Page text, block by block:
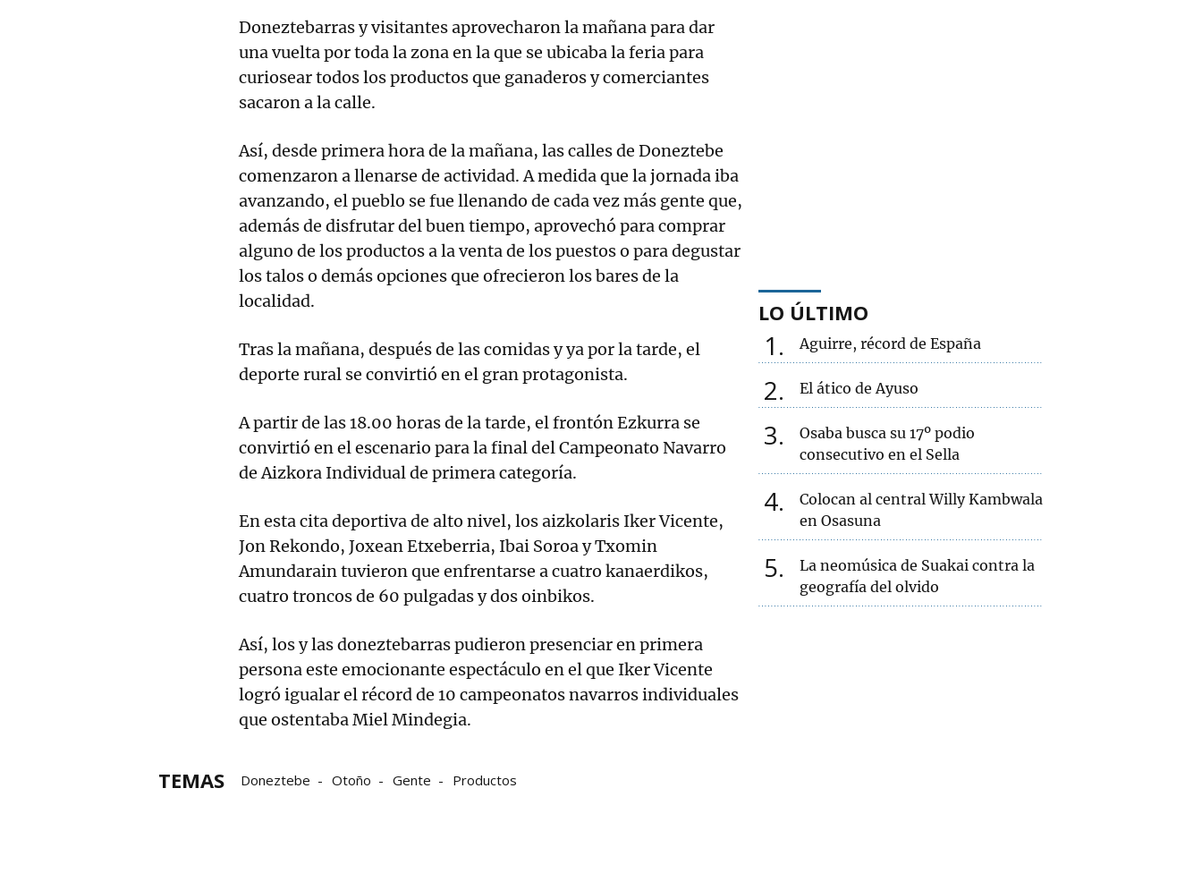
Doneztebarras y visitantes aprovecharon la mañana para dar
una vuelta por toda la zona en la que se ubicaba la feria para
curiosear todos los productos que ganaderos y comerciantes
sacaron a la calle.
Así, desde primera hora de la mañana, las calles de Doneztebe
comenzaron a llenarse de actividad. A medida que la jornada iba
avanzando, el pueblo se fue llenando de cada vez más gente que,
además de disfrutar del buen tiempo, aprovechó para comprar
alguno de los productos a la venta de los puestos o para degustar
los talos o demás opciones que ofrecieron los bares de la
localidad.
Tras la mañana, después de las comidas y ya por la tarde, el
deporte rural se convirtió en el gran protagonista.
A partir de las 18.00 horas de la tarde, el frontón Ezkurra se
convirtió en el escenario para la final del Campeonato Navarro
de Aizkora Individual de primera categoría.
En esta cita deportiva de alto nivel, los aizkolaris Iker Vicente,
Jon Rekondo, Joxean Etxeberria, Ibai Soroa y Txomin
Amundarain tuvieron que enfrentarse a cuatro kanaerdikos,
cuatro troncos de 60 pulgadas y dos oinbikos.
Así, los y las doneztebarras pudieron presenciar en primera
persona este emocionante espectáculo en el que Iker Vicente
logró igualar el récord de 10 campeonatos navarros individuales
que ostentaba Miel Mindegia.
TEMAS Doneztebe Otoño Gente Productos
LO ÚLTIMO
1 Aguirre, récord de España
2 El ático de Ayuso
3
Osaba busca su 17º podio
consecutivo en el Sella
4
Colocan al central Willy Kambwala
en Osasuna
5
La neomúsica de Suakai contra la
geografía del olvido